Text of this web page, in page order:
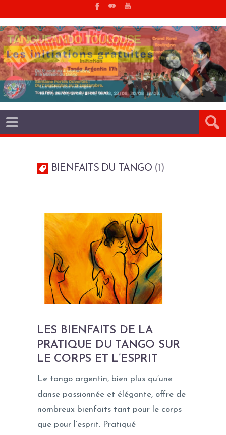
BIENFAITS DU TANGO 1
LES BIENFAITS DE LA
PRATIQUE DU TANGO SUR
LE CORPS ET L’ESPRIT
Le tango argentin, bien plus qu’une
danse passionnée et élégante, offre de
nombreux bienfaits tant pour le corps
que pour l’esprit. Pratiqué